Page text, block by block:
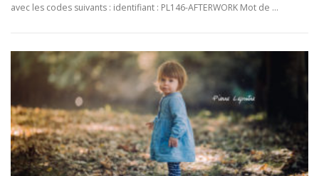
avec les codes suivants : identifiant : PL146-AFTERWORK Mot de …